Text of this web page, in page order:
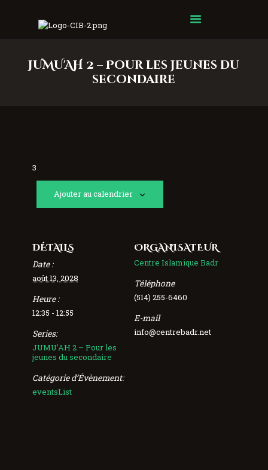
JUMU'AH 2 – Pour les jeunes du
secondaire
Centre Islamique Badr
3
Ajouter au calendrier
DÉTAILS
Date :
août 13, 2028
Heure :
12:35 - 12:55
Series:
JUMU’AH 2 – Pour les
jeunes du secondaire
Catégorie d’Évènement:
eventsList
ORGANISATEUR
Centre Islamique Badr
Téléphone
(514) 255-6460
E-mail
info@centrebadr.net